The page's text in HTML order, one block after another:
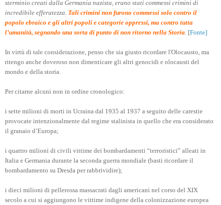
sterminio creati dalla Germania nazista, erano stati commessi crimini di
incredibile efferatezza. Tali crimini non furono commessi solo contro il
popolo ebraico e gli altri popoli e categorie oppressi, ma contro tutta
l’umanità, segnando una sorta di punto di non ritorno nella Storia [Fonte]
In virtù di tale considerazione, penso che sia giusto ricordare l'Olocausto, ma
ritengo anche doveroso non dimenticare gli altri genocidi e olocausti del
mondo e della storia.
Per citarne alcuni non in ordine cronologico:
i sette milioni di morti in Ucraina dal 1935 al 1937 a seguito delle carestie
provocate intenzionalmente dal regime stalinista in quello che era considerato
il granaio d’Europa;
i quattro milioni di civili vittime dei bombardamenti “terroristici” alleati in
Italia e Germania durante la seconda guerra mondiale (basti ricordare il
bombardamento su Dresda per rabbrividire);
i dieci milioni di pellerossa massacrati dagli americani nel corso del XIX
secolo a cui si aggiungono le vittime indigene della colonizzazione europea